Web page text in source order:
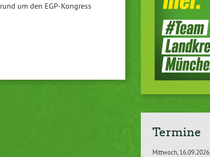
um den EGP-Kon­gress
Termine
Mittwoch 16.09.2026